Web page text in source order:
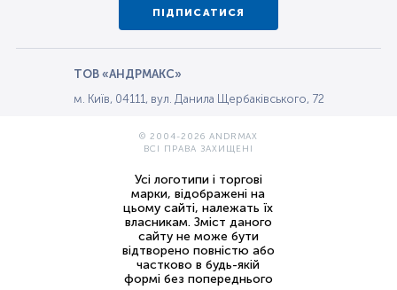
ПІДПИСАТИСЯ
ТОВ «АНДРМАКС»
м. Київ, 04111, вул. Данила Щербаківського, 72
© 2004-2026 ANDRMAX
ВСІ ПРАВА ЗАХИЩЕНІ
Усі логотипи і торгові
марки, відображені на
цьому сайті, належать їх
власникам. Зміст даного
сайту не може бути
відтворено повністю або
частково в будь-якій
формі без попереднього